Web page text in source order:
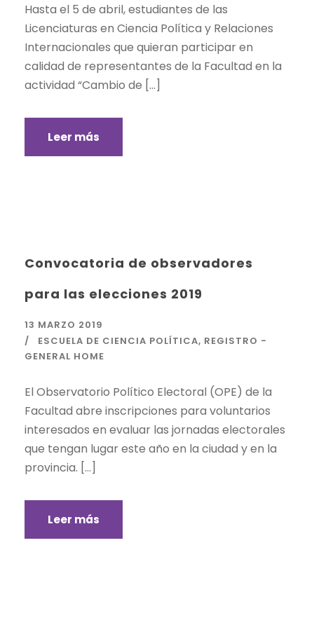
Hasta el 5 de abril, estudiantes de las
Licenciaturas en Ciencia Política y Relaciones
Internacionales que quieran participar en
calidad de representantes de la Facultad en la
actividad “Cambio de […]
Leer más
Convocatoria de observadores
para las elecciones 2019
13 MARZO 2019
ESCUELA DE CIENCIA POLÍTICA, REGISTRO -
GENERAL HOME
El Observatorio Político Electoral (OPE) de la
Facultad abre inscripciones para voluntarios
interesados en evaluar las jornadas electorales
que tengan lugar este año en la ciudad y en la
provincia. […]
Leer más